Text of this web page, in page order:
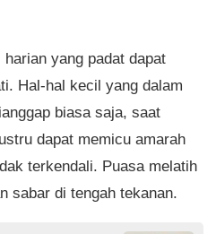
yang padat dapat
Hal-hal kecil yang dalam
biasa saja, saat
dapat memicu amarah
terkendali. Puasa melatih
sabar di tengah tekanan.